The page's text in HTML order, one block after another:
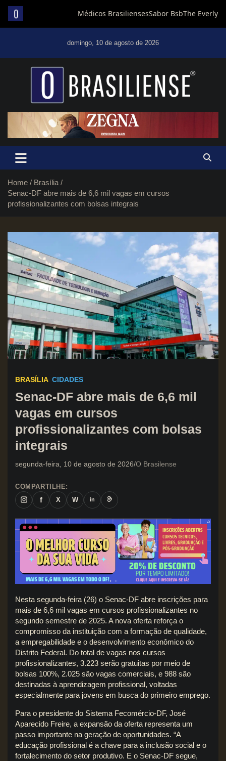
domingo, 10 de agosto de 2026
Um diário de notícias que trabalha por Brasília
Home
Brasília
Senac-DF abre mais de 6,6 mil vagas em cursos
profissionalizantes com bolsas integrais
BRASÍLIA CIDADES
Senac-DF abre mais de 6,6 mil
vagas em cursos
profissionalizantes com bolsas
integrais
segunda-feira, 10 de agosto de 2026 O Brasilense
COMPARTILHE:
f X W in
Nesta segunda-feira (26) o Senac-DF abre inscrições para
mais de 6,6 mil vagas em cursos profissionalizantes no
segundo semestre de 2025. A nova oferta reforça o
compromisso da instituição com a formação de qualidade,
a empregabilidade e o desenvolvimento econômico do
Distrito Federal. Do total de vagas nos cursos
profissionalizantes, 3.223 serão gratuitas por meio de
bolsas 100%, 2.025 são vagas comerciais, e 988 são
destinadas à aprendizagem profissional, voltadas
especialmente para jovens em busca do primeiro emprego.
Para o presidente do Sistema Fecomércio-DF, José
Aparecido Freire, a expansão da oferta representa um
passo importante na geração de oportunidades. “A
educação profissional é a chave para a inclusão social e o
fortalecimento do setor produtivo. E o Senac-DF segue,